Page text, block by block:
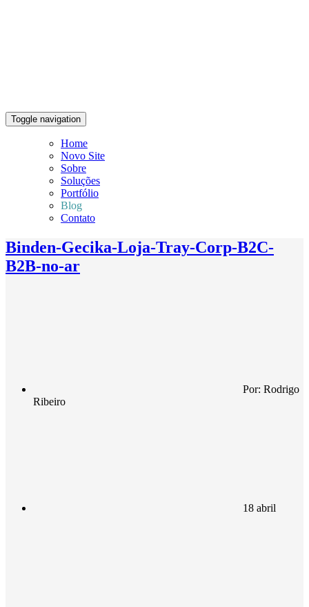
Toggle navigation
Home
Novo Site
Sobre
Soluções
Portfólio
Blog
Contato
Binden-Gecika-Loja-Tray-Corp-B2C-
B2B-no-ar
Por: Rodrigo
Ribeiro
18 abril